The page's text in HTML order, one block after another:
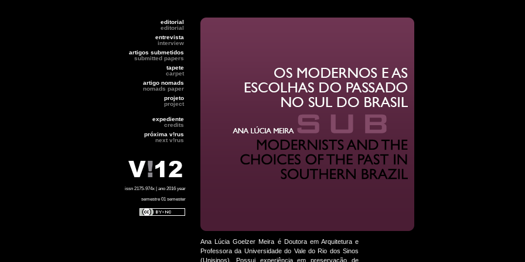
editorial
editorial
entrevista
interview
artigos submetidos
submitted papers
tapete
carpet
artigo nomads
nomads paper
projeto
project
expediente
credits
próxima v!rus
next v!rus
issn 2175-974x | ano 2016 year
semestre 01 semester
Ana Lúcia Goelzer Meira é Doutora em Arquitetura e
Professora da Universidade do Vale do Rio dos Sinos
(Unisinos). Possui experiência em preservação de